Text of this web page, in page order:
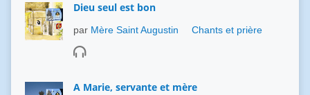
Dieu seul est bon
par Mère Saint Augustin Chants et prière
A Marie, servante et mère